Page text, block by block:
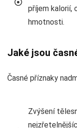
příjem kalorií,
hmotnosti.
Jaké jsou
Časné příznaky
Zvýšení